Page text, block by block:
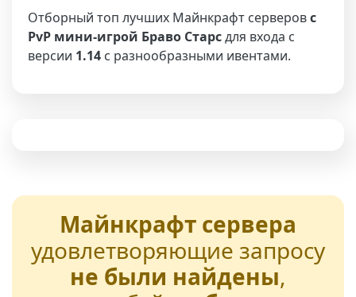
Отборный топ лучших Майнкрафт серверовс
PvP мини-игрой Браво Старсдля входа с
версии 1.14 с разнообразными ивентами.
Майнкрафт сервера
удовлетворяющие запросу
не были найдены,